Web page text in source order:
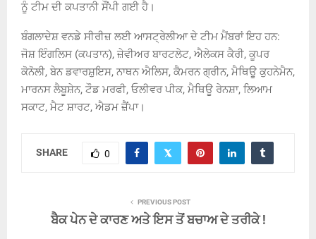
ਨੂੰ ਟੀਮ ਦੀ ਕਪਤਾਨੀ ਸੌਂਪੀ ਗਈ ਹੈ।
ਬੰਗਲਾਦੇਸ਼ ਵਨਡੇ ਸੀਰੀਜ਼ ਲਈ ਆਸਟ੍ਰੇਲੀਆ ਦੇ ਟੀਮ ਮੈਂਬਰਾਂ ਇਹ ਹਨ:
ਜੋਸ਼ ਇੰਗਲਿਸ (ਕਪਤਾਨ), ਜ਼ੇਵੀਅਰ ਬਾਰਟਲੇਟ, ਐਲੇਕਸ ਕੈਰੀ, ਕੂਪਰ
ਕੋਨੋਲੀ, ਬੇਨ ਡਵਾਰਸ਼ੁਇਸ, ਨਾਥਨ ਐਲਿਸ, ਕੈਮਰਨ ਗ੍ਰੀਨ, ਮੈਥਿਊ ਕੁਹਨੇਮੈਨ,
ਮਾਰਨਸ ਲੈਬੂਸ਼ੇਨ, ਟੌਡ ਮਰਫੀ, ਓਲੀਵਰ ਪੀਕ, ਮੈਥਿਊ ਰੇਨਸ਼ਾ, ਲਿਆਮ
ਸਕਾਟ, ਮੈਟ ਸ਼ਾਰਟ, ਐਡਮ ਜ਼ੈਂਪਾ।
SHARE 0
PREVIOUS POST
ਬੈਕ ਪੇਨ ਦੇ ਕਾਰਣ ਅਤੇ ਇਸ ਤੋਂ ਬਚਾਅ ਦੇ ਤਰੀਕੇ !